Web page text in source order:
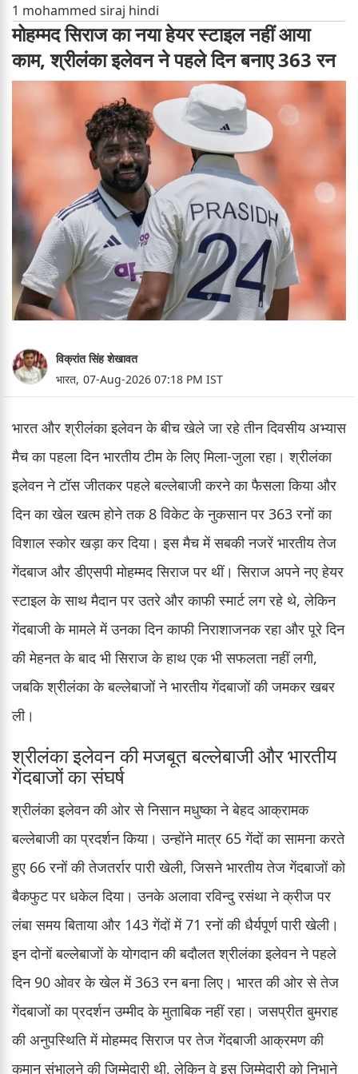
1 mohammed siraj hindi
मोहम्मद सिराज का नया हेयर स्टाइल नहीं आया
काम, श्रीलंका इलेवन ने पहले दिन बनाए 363 रन
विक्रांत सिंह शेखावत
भारत, 07-Aug-2026 07:18 PM IST
भारत और श्रीलंका इलेवन के बीच खेले जा रहे तीन दिवसीय अभ्यास
मैच का पहला दिन भारतीय टीम के लिए मिला-जुला रहा। श्रीलंका
इलेवन ने टॉस जीतकर पहले बल्लेबाजी करने का फैसला किया और
दिन का खेल खत्म होने तक 8 विकेट के नुकसान पर 363 रनों का
विशाल स्कोर खड़ा कर दिया। इस मैच में सबकी नजरें भारतीय तेज
गेंदबाज और डीएसपी मोहम्मद सिराज पर थीं। सिराज अपने नए हेयर
स्टाइल के साथ मैदान पर उतरे और काफी स्मार्ट लग रहे थे, लेकिन
गेंदबाजी के मामले में उनका दिन काफी निराशाजनक रहा और पूरे दिन
की मेहनत के बाद भी सिराज के हाथ एक भी सफलता नहीं लगी,
जबकि श्रीलंका के बल्लेबाजों ने भारतीय गेंदबाजों की जमकर खबर
ली।
श्रीलंका इलेवन की मजबूत बल्लेबाजी और भारतीय
गेंदबाजों का संघर्ष
श्रीलंका इलेवन की ओर से निसान मधुष्का ने बेहद आक्रामक
बल्लेबाजी का प्रदर्शन किया। उन्होंने मात्र 65 गेंदों का सामना करते
हुए 66 रनों की तेजतर्रार पारी खेली, जिसने भारतीय तेज गेंदबाजों को
बैकफुट पर धकेल दिया। उनके अलावा रविन्दु रसंथा ने क्रीज पर
लंबा समय बिताया और 143 गेंदों में 71 रनों की धैर्यपूर्ण पारी खेली।
इन दोनों बल्लेबाजों के योगदान की बदौलत श्रीलंका इलेवन ने पहले
दिन 90 ओवर के खेल में 363 रन बना लिए। भारत की ओर से तेज
गेंदबाजों का प्रदर्शन उम्मीद के मुताबिक नहीं रहा। जसप्रीत बुमराह
की अनुपस्थिति में मोहम्मद सिराज पर तेज गेंदबाजी आक्रमण की
कमान संभालने की जिम्मेदारी थी, लेकिन वे इस जिम्मेदारी को निभाने